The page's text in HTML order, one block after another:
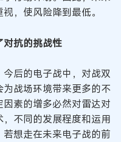
，使风险降到最低。
对抗的挑战性
后的电子战中，对战双
战场环境带来更多的不
素的增多必然对雷达对
不同的发展程度和运用
想走在未来电子战的前